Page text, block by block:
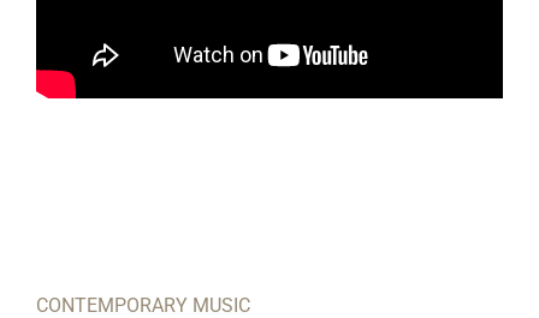
CONTEMPORARY MUSIC